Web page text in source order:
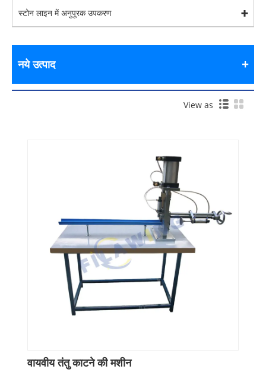
स्टोन लाइन में अनुपूरक उपकरण
नये उत्पाद
View as
वायवीय तंतु काटने की मशीन